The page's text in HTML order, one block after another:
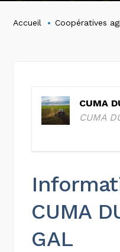
Accueil Coopératives
CUMA
CUMA
CUMA
GAL